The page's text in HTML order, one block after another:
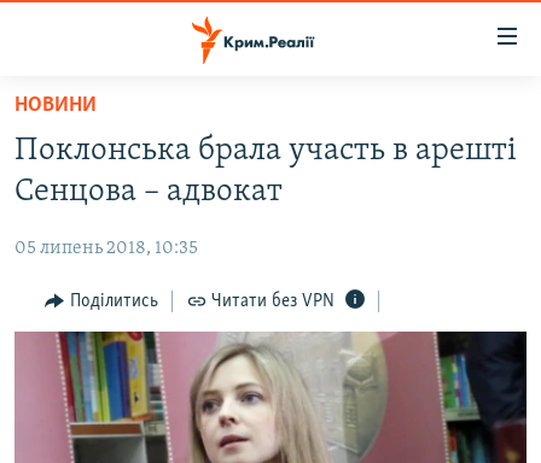
Перейти
основного
матеріалу
до
навігації
Перейти
пошуку
ПОЛІТИКА
БЛОГИ
ПОГЛЯД
ІНТЕРВ'Ю
ВСЕ ЗА ДЕНЬ
НОВИНИ
Поклонська брала участь в арешті
Сенцова – адвокат
05 липень 2018, 10:35
Поділитись Читати без VPN